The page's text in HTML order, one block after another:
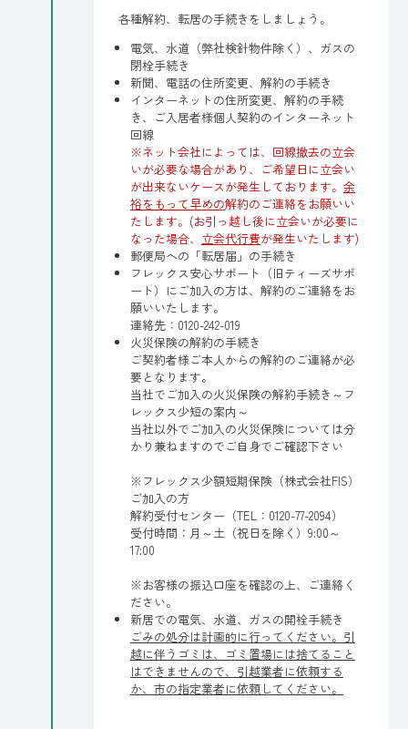
各種解約、転居の手続きをしましょう。
電気、水道（弊社検針物件除く）、ガスの
閉栓手続き
新聞、電話の住所変更、解約の手続き
インターネットの住所変更、解約の手続
き、ご入居者様個人契約のインターネット
回線
※ネット会社によっては、回線撤去の立会
いが必要な場合があり、ご希望日に立会い
が出来ないケースが発生しております。 余
裕をもって早めの解約のご連絡をお願いい
たします。(お引っ越し後に立会いが必要に
なった場合、 立会代行費が発生いたします)
郵便局への「転居届」の手続き
フレックス安心サポート（旧ティーズサポ
ート）にご加入の方は、解約のご連絡をお
願いいたします。
連絡先：0120-242-019
火災保険の解約の手続き
ご契約者様ご本人からの解約のご連絡が必
要となります。
当社でご加入の火災保険の解約手続き～フ
レックス少短の案内～
当社以外でご加入の火災保険については分
かり兼ねますのでご自身でご確認下さい
※フレックス少額短期保険（株式会社FIS）
ご加入の方
解約受付センター（TEL：0120-77-2094）
受付時間：月～土（祝日を除く）9:00～
17:00
※お客様の振込口座を確認の上、ご連絡く
ださい。
新居での電気、水道、ガスの開栓手続き
ごみの処分は計画的に行ってください。引
越に伴うゴミは、ゴミ置場には捨てること
はできませんので、引越業者に依頼する
か、市の指定業者に依頼してください。